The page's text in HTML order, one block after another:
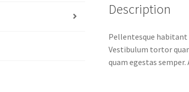
Description
Pellentesque habitant
Vestibulum tortor
quam egestas